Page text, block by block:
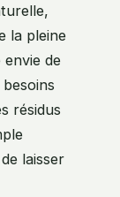
la pleine
envie de
résidus
laisser